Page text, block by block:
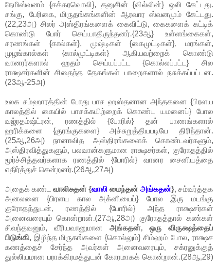
நேமிஸ்வனம் {சக்கரவொலி}, தனுசின் {வில்லின்} ஒலி கேட்டது.
சங்கு, பேரிகை, மிருதங்கங்களின் ஆரவார ஸ்வனமும் கேட்டது.
(22,23அ) சிலர் அஸ்திரங்களைக் கைவிட்டு, கைகளைக் கட்டிக்
கொண்டு போர் செய்யாதிருந்தனர்.{23ஆ} உள்ளங்கைகள்,
சரணங்கள் {கால்கள்}, முஷ்டிகள் {கைமுட்டிகள்}, மரங்கள்,
முழங்கால்கள் {கால்முட்டிகள்} ஆகியவற்றைக் கொண்டு
வானரர்களால் ஹதம் செய்யப்பட்ட {கொல்லப்பட்ட} சில
ராக்ஷசர்களின் சிதைந்த தேகங்கள் பாறைகளால் நசுக்கப்பட்டன.
(23ஆ-25அ)
உலக சம்ஹாரத்தின் போது பாச ஹஸ்தனான அந்தகனை {பிரளய
காலத்தில் கையில் பாசக்கயிற்றைக் கொண்ட யமனைப்} போல
வஜ்ரதம்ஷ்ட்ரன், ரணத்தில் {போரில்} தன் பாணங்களால்
ஹரிக்களை {குரங்குகளை} அச்சுறுத்தியபடியே திரிந்தான்.
(25ஆ,26அ) நானாவித அஸ்திரங்களைக் கொண்டவர்களும்,
அஸ்திரவித்துகளும், பலவான்களுமான ராக்ஷசர்கள், குரோதத்தில்
மூர்ச்சித்தவர்களாக ரணத்தில் {போரில்} வானர சைனியத்தை
எதிர்த்துச் சென்றனர்.(26ஆ,27அ)
அதைக் கண்ட வாலிசுதன் {வாலி மைந்தன் அங்கதன்}, சம்வர்த்தக
அனலனை {பிரளய கால அக்னியைப்} போல இரு மடங்கு
குரோதத்துடன், ரணத்தில் {போரில்} அந்த ராக்ஷசர்கள்
அனைவரையும் கொன்றான்.(27ஆ,28அ) குரோதத்தால் கண்கள்
சிவந்தவனும், வீரியவானுமான அங்கதன், ஒரு விருக்ஷத்தைப்
பிடுங்கி, இழிந்த மிருகங்களை {கொல்லும்} சிம்ஹம் போல, ராக்ஷச
கணத்தைச் சேர்ந்த அவர்கள் அனைவரையும், சக்ரனுக்குத்
துல்லியமான பராக்கிரமத்துடன் கோரமாகக் கொன்றான்.(28ஆ,29)